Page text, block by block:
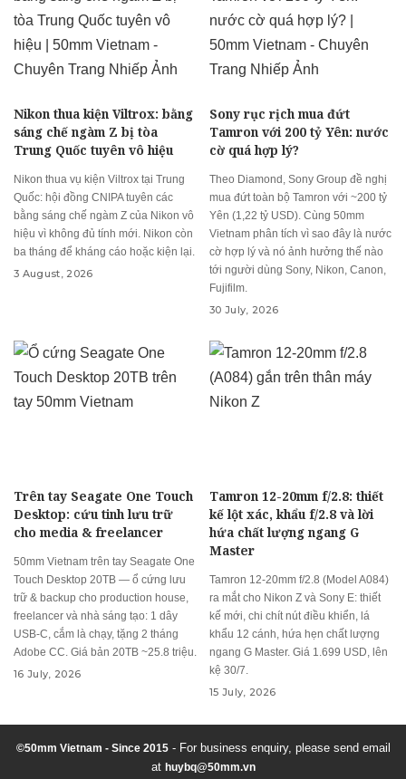
Nikon thua kiện Viltrox: bằng
sáng chế ngàm Z bị tòa
Trung Quốc tuyên vô hiệu
Nikon thua vụ kiện Viltrox tại Trung
Quốc: hội đồng CNIPA tuyên các
bằng sáng chế ngàm Z của Nikon vô
hiệu vì không đủ tính mới. Nikon còn
ba tháng để kháng cáo hoặc kiện lại.
3 August, 2026
Sony rục rịch mua đứt
Tamron với 200 tỷ Yên: nước
cờ quá hợp lý?
Theo Diamond, Sony Group đề nghị
mua đứt toàn bộ Tamron với ~200 tỷ
Yên (1,22 tỷ USD). Cùng 50mm
Vietnam phân tích vì sao đây là nước
cờ hợp lý và nó ảnh hưởng thế nào
tới người dùng Sony, Nikon, Canon,
Fujifilm.
30 July, 2026
Trên tay Seagate One Touch
Desktop: cứu tinh lưu trữ
cho media & freelancer
50mm Vietnam trên tay Seagate One
Touch Desktop 20TB — ổ cứng lưu
trữ & backup cho production house,
freelancer và nhà sáng tạo: 1 dây
USB-C, cắm là chạy, tặng 2 tháng
Adobe CC. Giá bản 20TB ~25.8 triệu.
16 July, 2026
Tamron 12-20mm f/2.8: thiết
kế lột xác, khẩu f/2.8 và lời
hứa chất lượng ngang G
Master
Tamron 12-20mm f/2.8 (Model A084)
ra mắt cho Nikon Z và Sony E: thiết
kế mới, chi chít nút điều khiển, lá
khẩu 12 cánh, hứa hẹn chất lượng
ngang G Master. Giá 1.699 USD, lên
kệ 30/7.
15 July, 2026
©50mm Vietnam - Since 2015- For business enquiry, please send email
at huybq@50mm.vn